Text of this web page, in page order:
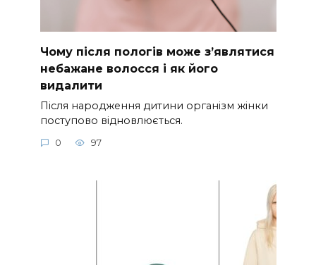
Чому після пологів може з’являтися
небажане волосся і як його
видалити
Після народження дитини організм жінки
поступово відновлюється.
0 97